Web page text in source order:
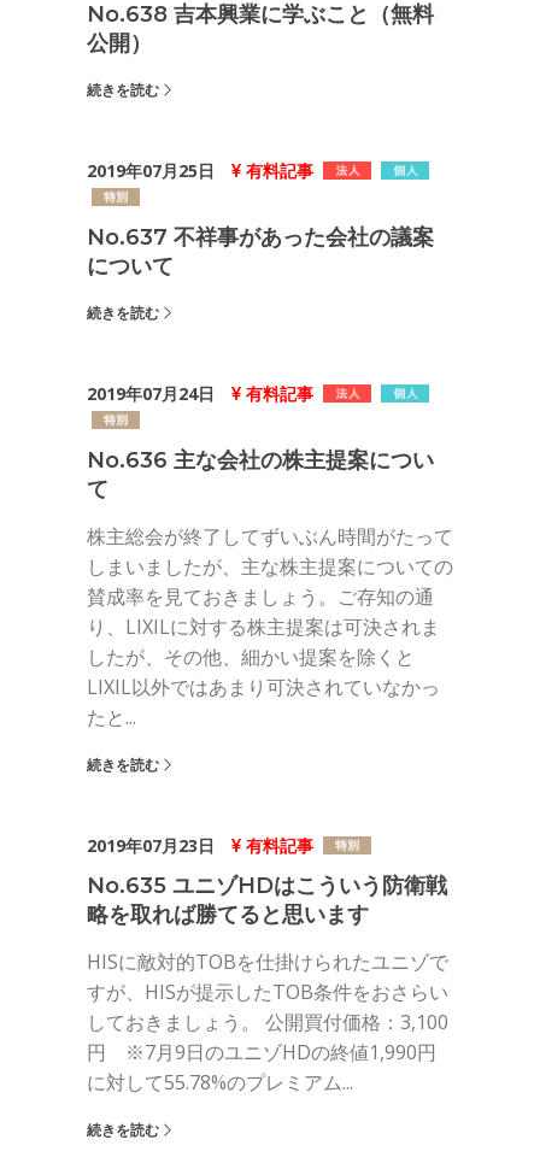
No.638 吉本興業に学ぶこと（無料
公開）
続きを読む
2019年07月25日 有料記事
No.637 不祥事があった会社の議案
について
続きを読む
2019年07月24日 有料記事
No.636 主な会社の株主提案につい
て
株主総会が終了してずいぶん時間がたって
しまいましたが、主な株主提案についての
賛成率を見ておきましょう。ご存知の通
り、LIXILに対する株主提案は可決されま
したが、その他、細かい提案を除くと
LIXIL以外ではあまり可決されていなかっ
たと...
続きを読む
2019年07月23日 有料記事
No.635 ユニゾHDはこういう防衛戦
略を取れば勝てると思います
HISに敵対的TOBを仕掛けられたユニゾで
すが、HISが提示したTOB条件をおさらい
しておきましょう。 公開買付価格：3,100
円 ※7月9日のユニゾHDの終値1,990円
に対して55.78%のプレミアム...
続きを読む